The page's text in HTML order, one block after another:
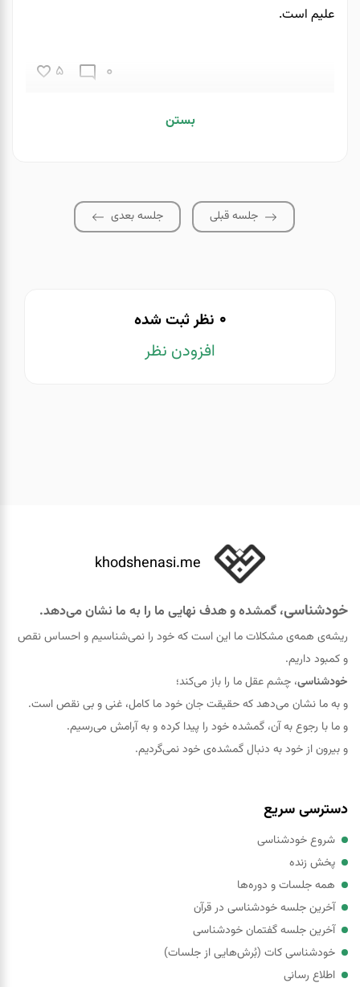
علیم است.
0
5
بستن
جلسه قبلی جلسه بعدی
0 نظر ثبت شده
افزودن نظر
khodshenasi.me
خودشناسی، گمشده و هدف نهایی ما را به ما نشان می‌دهد.
ریشه‌ی همه‌ی مشکلات ما این است که خود را نمی‌شناسیم و احساس نقص
و کمبود داریم.
خودشناسی، چشم عقل ما را باز می‌کند؛
و به ما نشان می‌دهد که حقيقت جان خود ما کامل، غنی و بی نقص است.
و ما با رجوع به آن، گمشده خود را پيدا کرده و به آرامش می‌رسیم.
و بیرون از خود به دنبال گمشده‌ی خود نمی‌گردیم.
دسترسی سریع
شروع خودشناسی
پخش زنده
همه جلسات و دوره‌ها
آخرین جلسه خودشناسی در قرآن
آخرین جلسه گفتمان خودشناسی
خودشناسی کات (بُرش‌هایی از جلسات)
اطلاع رسانی